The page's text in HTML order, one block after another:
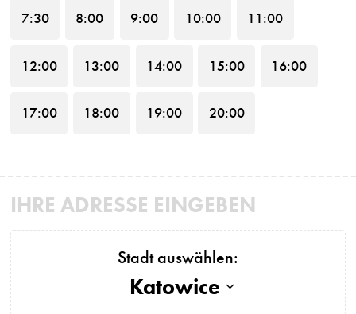
7:30 8:00 9:00 10:00 11:00
12:00 13:00 14:00 15:00 16:00
17:00 18:00 19:00 20:00
IHRE ADRESSE EINGEBEN
Stadt auswählen:
Katowice